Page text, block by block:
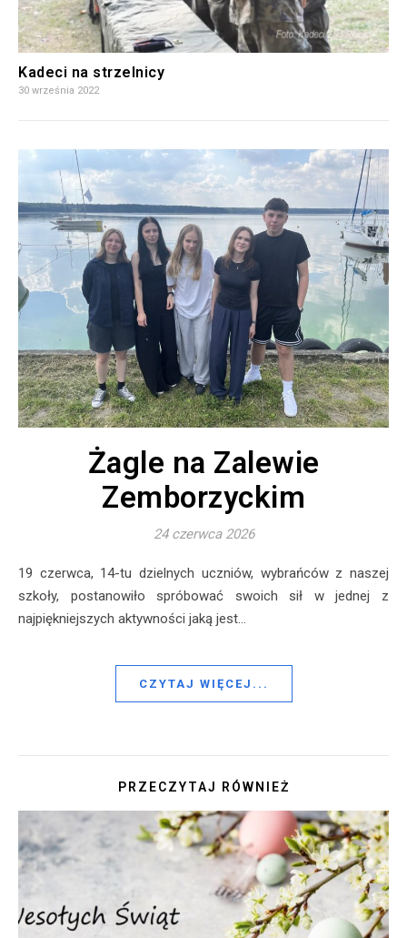
Kadeci na strzelnicy
30 września 2022
Żagle na Zalewie
Zemborzyckim
24 czerwca 2026
19 czerwca, 14-tu dzielnych uczniów, wybrańców z naszej
szkoły, postanowiło spróbować swoich sił w jednej z
najpiękniejszych aktywności jaką jest…
CZYTAJ WIĘCEJ...
PRZECZYTAJ RÓWNIEŻ